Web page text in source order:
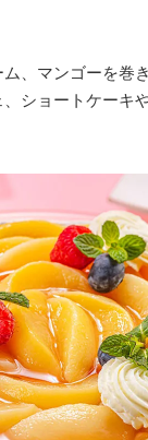
、マンゴーを巻
ショートケーキ